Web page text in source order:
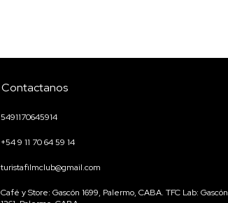
Contactanos
5491170645914
+54 9 11 70 64 59 14
turistafilmclub@gmail.com
Café y Store: Gascón 1699, Palermo, CABA. TFC Lab: Gascón